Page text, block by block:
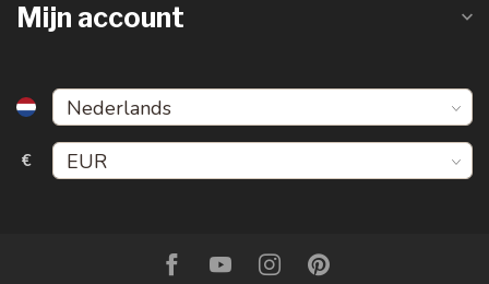
Mijn account
€